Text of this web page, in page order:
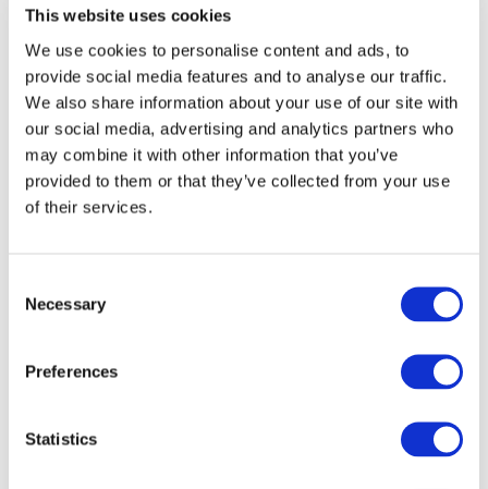
This website uses cookies
We use cookies to personalise content and ads, to
provide social media features and to analyse our traffic.
We also share information about your use of our site with
our social media, advertising and analytics partners who
may combine it with other information that you’ve
provided to them or that they’ve collected from your use
of their services.
Selection
Necessary
Preferences
Statistics